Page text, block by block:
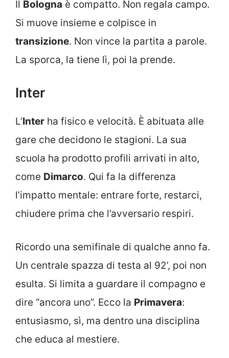
Il Bologna è compatto. Non regala campo.
Si muove insieme e colpisce in
transizione. Non vince la partita a parole.
La sporca, la tiene lì, poi la prende.
Inter
L’Inter ha fisico e velocità. È abituata alle
gare che decidono le stagioni. La sua
scuola ha prodotto profili arrivati in alto,
come Dimarco. Qui fa la differenza
l’impatto mentale: entrare forte, restarci,
chiudere prima che l’avversario respiri.
Ricordo una semifinale di qualche anno fa.
Un centrale spazza di testa al 92’, poi non
esulta. Si limita a guardare il compagno e
dire “ancora uno”. Ecco la Primavera:
entusiasmo, sì, ma dentro una disciplina
che educa al mestiere.